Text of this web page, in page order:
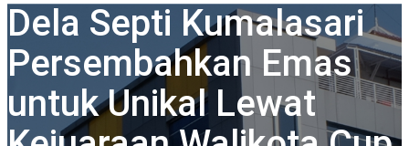
Dela Septi Kumalasari
Persembahkan Emas
untuk Unikal Lewat